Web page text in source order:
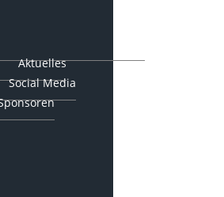
Aktuelles
Social Media